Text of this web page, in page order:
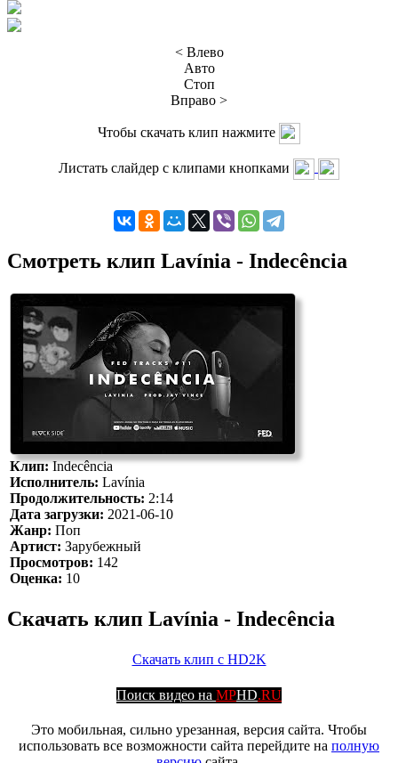
< Влево
Авто
Стоп
Вправо >
Чтобы скачать клип нажмите
Листать слайдер с клипами кнопками
Смотреть клип Lavínia - Indecência
Клип:Indecência
Исполнитель: Lavínia
Продолжительность: 2:14
Дата загрузки: 2021-06-10
Жанр: Поп
Артист: Зарубежный
Просмотров: 142
Оценка: 10
Скачать клип Lavínia - Indecência
Скачать клип с HD2K
Поиск видео на MPHD.RU
Это мобильная, сильно урезанная, версия сайта. Чтобы
использовать все возможности сайта перейдите на полную